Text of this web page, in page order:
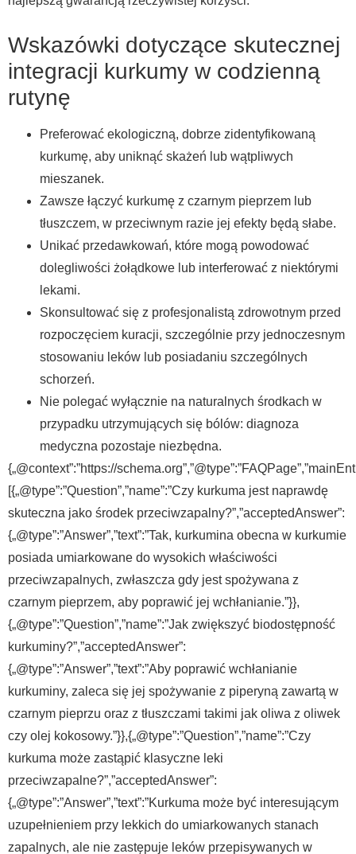
Wskazówki dotyczące skutecznej
integracji kurkumy w codzienną
rutynę
Preferować ekologiczną, dobrze zidentyfikowaną
kurkumę, aby uniknąć skażeń lub wątpliwych
mieszanek.
Zawsze łączyć kurkumę z czarnym pieprzem lub
tłuszczem, w przeciwnym razie jej efekty będą słabe.
Unikać przedawkowań, które mogą powodować
dolegliwości żołądkowe lub interferować z niektórymi
lekami.
Skonsultować się z profesjonalistą zdrowotnym przed
rozpoczęciem kuracji, szczególnie przy jednoczesnym
stosowaniu leków lub posiadaniu szczególnych
schorzeń.
Nie polegać wyłącznie na naturalnych środkach w
przypadku utrzymujących się bólów: diagnoza
medyczna pozostaje niezbędna.
{„@context”:”https://
[{„@type”:”Question”,”name”:”Czy kurkuma jest naprawdę
skuteczna jako środek przeciwzapalny?”,”acceptedAnswer”:
{„@type”:”Answer”,”text”:”Tak, kurkumina obecna w kurkumie
posiada umiarkowane do wysokich właściwości
przeciwzapalnych, zwłaszcza gdy jest spożywana z
czarnym pieprzem, aby poprawić jej wchłanianie.”}},
{„@type”:”Question”,”name”:”Jak zwiększyć biodostępność
kurkuminy?”,”acceptedAnswer”:
{„@type”:”Answer”,”text”:”Aby poprawić wchłanianie
kurkuminy, zaleca się jej spożywanie z piperyną zawartą w
czarnym pieprzu oraz z tłuszczami takimi jak oliwa z oliwek
czy olej kokosowy.”}},{„@type”:”Question”,”name”:”Czy
kurkuma może zastąpić klasyczne leki
przeciwzapalne?”,”acceptedAnswer”:
{„@type”:”Answer”,”text”:”Kurkuma może być interesującym
uzupełnieniem przy lekkich do umiarkowanych stanach
zapalnych, ale nie zastępuje leków przepisywanych w